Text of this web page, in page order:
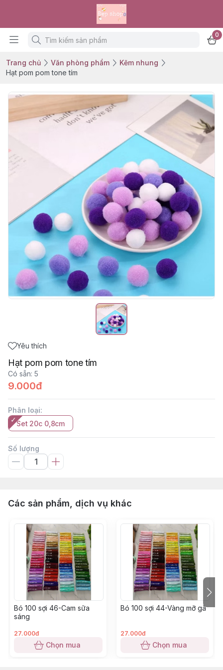
0
Trang chủ Văn phòng phẩm
Kẽm nhung
Hạt pom pom tone tím
Yêu thích
Hạt pom pom tone tím
Có sẵn: 5
9.000đ
Phân loại:
Set 20c 0,8cm
Số lượng
Các sản phẩm, dịch vụ khác
Bó 100 sợi 46-Cam sữa
sáng
27.000đ
Chọn mua
Bó 100 sợi 44-Vàng mỡ gà
27.000đ
Chọn mua